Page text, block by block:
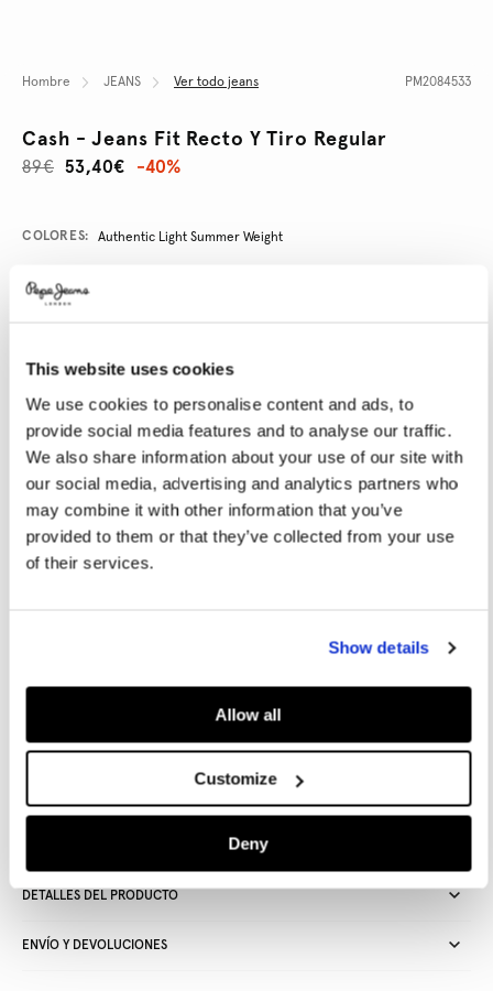
This website uses cookies
We use cookies to personalise content and ads, to
provide social media features and to analyse our traffic.
We also share information about your use of our site with
our social media, advertising and analytics partners who
may combine it with other information that you’ve
provided to them or that they’ve collected from your use
of their services.
Show details
Allow all
Customize
Deny
Hombre JEANS Ver todo jeans PM2084533
Cash - Jeans Fit Recto Y Tiro Regular
53,40€
89€ -40%
Promotions
Variations
COLORES: Authentic Light Summer Weight
SELECCIONAR LONGITUD:
30
Talla modelo: 32Altura modelo:
Recogida gratuita en tienda
DETALLES DEL PRODUCTO
ENVÍO Y DEVOLUCIONES